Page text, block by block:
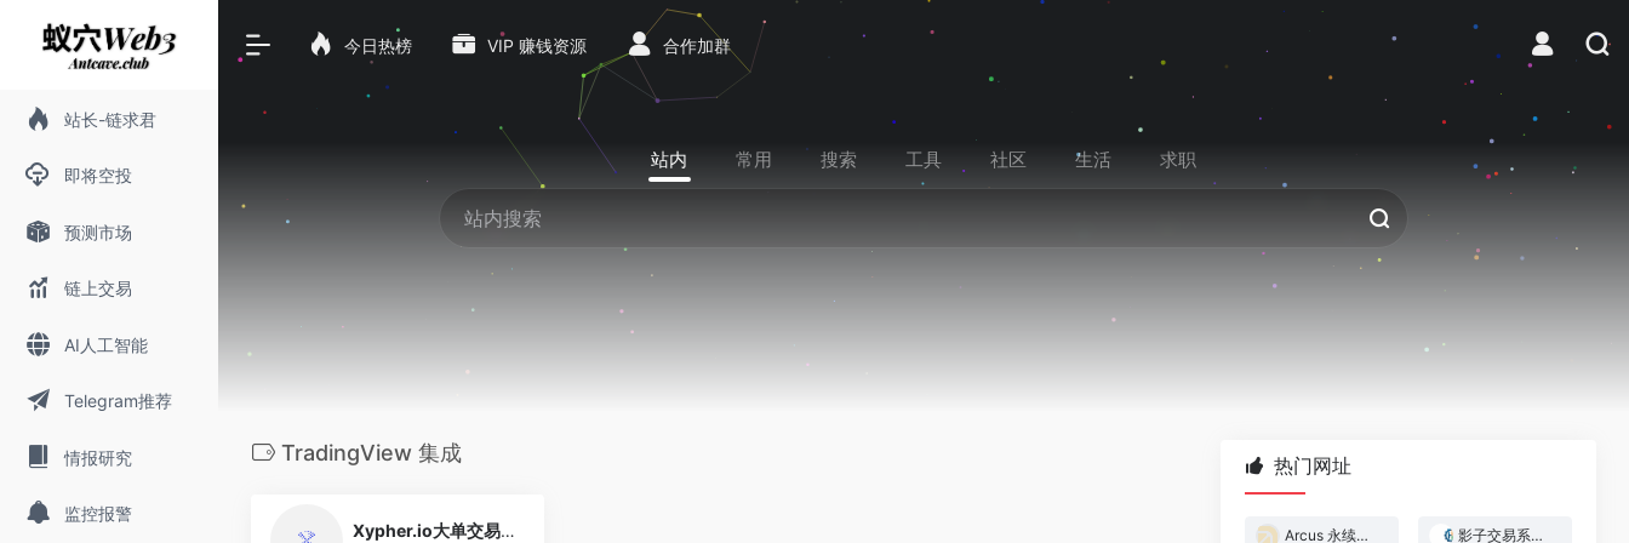
站长-链求君
即将空投
预测市场
链上交易
AI人工智能
Telegram推荐
情报研究
监控报警
今日热榜 VIP 赚钱资源 合作加群
站内 常用 搜索 工具 社区 生活 求职
TradingView 集成
Xypher.io大单交易捕捉提醒
热门网址
Arcus 永续合约交易所 影子交易系统 — 跟着做市商赚钱